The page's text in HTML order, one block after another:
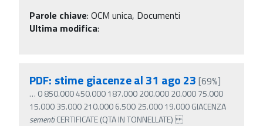
Parole chiave: OCM unica, Documenti
Ultima modifica:
PDF: stime giacenze al 31 ago 23 [69%]
… 0 850.000 450.000 187.000 200.000 20.000 75.000
15.000 35.000 210.000 6.500 25.000 19.000 GIACENZA
sementiCERTIFICATE (QTA IN TONNELLATE)